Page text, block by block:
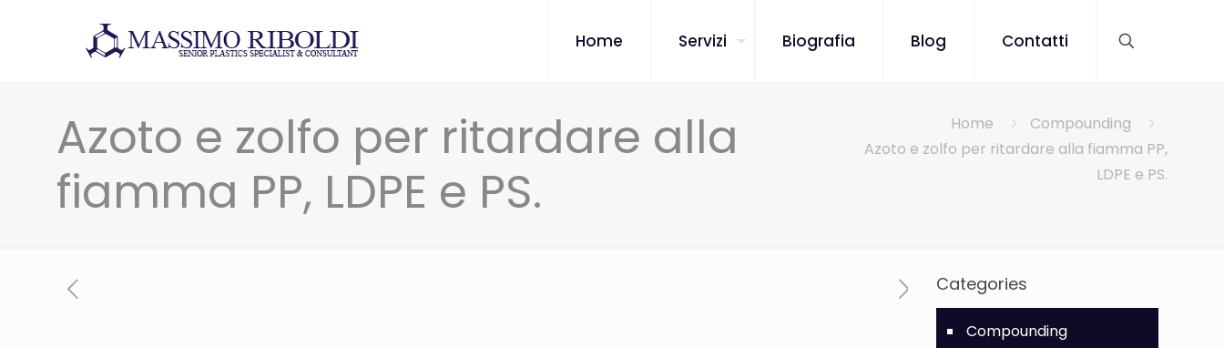
Home Servizi Biografia Blog Contatti
Azoto e zolfo per ritardare alla
fiamma PP, LDPE e PS.
Home
Compounding
Azoto e zolfo per ritardare alla fiamma PP,
LDPE e PS.
Categories
Compounding